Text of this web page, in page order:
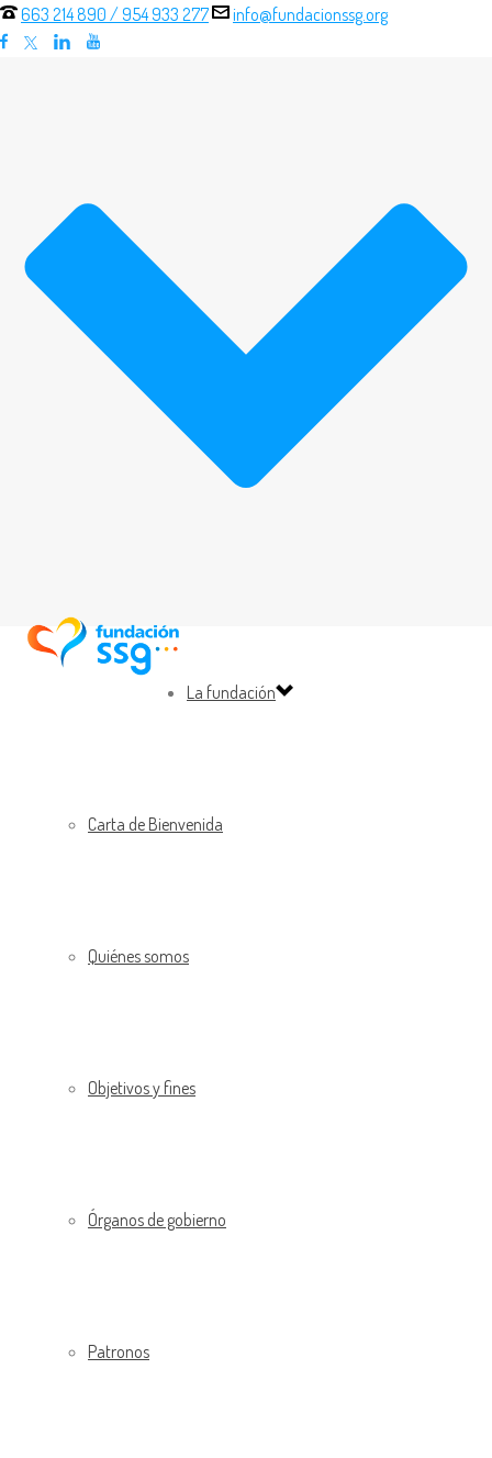
663 214 890 /954 933 277 info@fundacionssg.org
La fundación
Carta de Bienvenida
Quiénes somos
Objetivos y fines
Órganos de gobierno
Patronos